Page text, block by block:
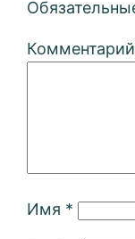
Комментарий
Имя *